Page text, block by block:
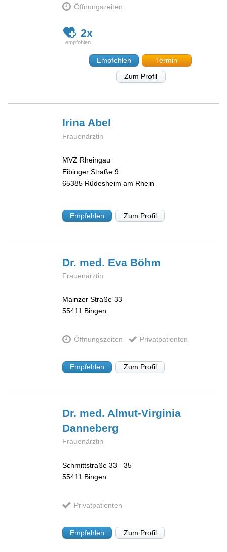
Öffnungszeiten
2x
Empfehlen
Termin
Zum Profil
Irina Abel
Frauenärztin
MVZ Rheingau
Eibinger Straße 9
65385 Rüdesheim am Rhein
Empfehlen Zum Profil
Dr. med. Eva Böhm
Frauenärztin
Mainzer Straße 33
55411 Bingen
Öffnungszeiten Privatpatienten
Empfehlen Zum Profil
Dr. med. Almut-Virginia
Danneberg
Frauenärztin
Schmittstraße 33 - 35
55411 Bingen
Privatpatienten
Empfehlen Zum Profil